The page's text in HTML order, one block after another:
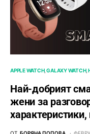
APPLE WATCH GALAXY WATCH
Най-добрият
жени за